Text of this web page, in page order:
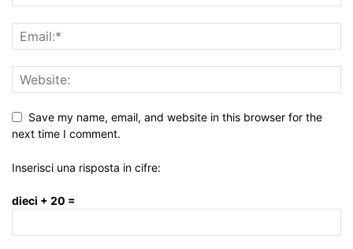
Save my name, email, and website in this browser for the
next time I comment.
Inserisci una risposta in cifre:
dieci + 20 =